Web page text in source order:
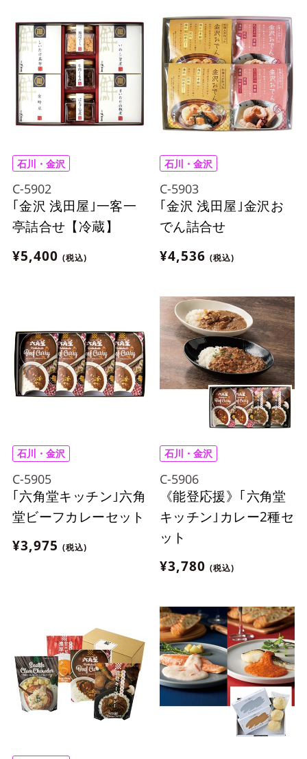
石川・金沢
C-5902
｢金沢 浅田屋｣一客一
亭詰合せ【冷蔵】
¥5,400 (税込)
石川・金沢
C-5903
｢金沢 浅田屋｣金沢お
でん詰合せ
¥4,536 (税込)
石川・金沢
C-5905
｢六角堂キッチン｣六角
堂ビーフカレーセット
¥3,975 (税込)
石川・金沢
C-5906
《能登応援》｢六角堂
キッチン｣カレー2種セ
ット
¥3,780 (税込)